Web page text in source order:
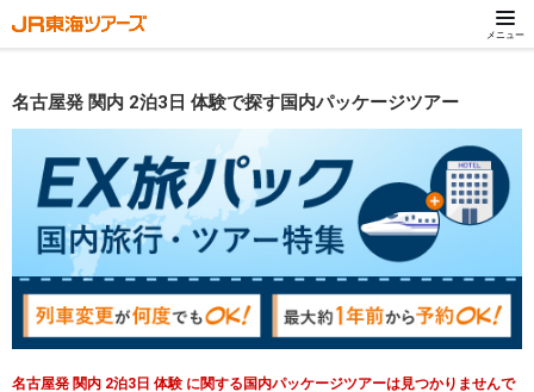
メニュー
名古屋発 関内 2泊3日 体験で探す国内パッケージツアー
名古屋発 関内 2泊3日 体験 に関する国内パッケージツアーは見つかりませんで